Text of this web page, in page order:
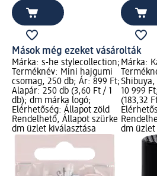
Mások még ezeket vásárolták
Márka: s-he stylecollection;
Terméknév: Mini hajgumi
csomag, 250 db; Ár: 899 Ft;
Alapár: 250 db (3,60 Ft / 1
db); dm márka logó;
Elérhetőség: Állapot zöld
Rendelhető, Állapot szürke
dm üzlet kiválasztása
Márka:
10 999
(183,32
dm üzlet